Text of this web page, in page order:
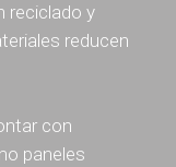
reciclado y
reducen
con
paneles